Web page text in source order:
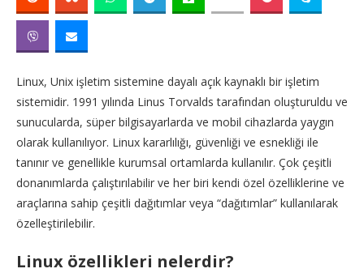
Linux, Unix işletim sistemine dayalı açık kaynaklı bir işletim
sistemidir. 1991 yılında Linus Torvalds tarafından oluşturuldu ve
sunucularda, süper bilgisayarlarda ve mobil cihazlarda yaygın
olarak kullanılıyor. Linux kararlılığı, güvenliği ve esnekliği ile
tanınır ve genellikle kurumsal ortamlarda kullanılır. Çok çeşitli
donanımlarda çalıştırılabilir ve her biri kendi özel özelliklerine ve
araçlarına sahip çeşitli dağıtımlar veya “dağıtımlar” kullanılarak
özelleştirilebilir.
Linux özellikleri nelerdir?